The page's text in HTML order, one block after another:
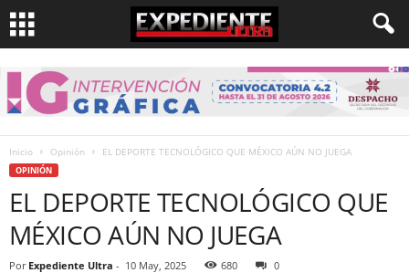
Inicio Opinión EL DEPORTE TECNOLÓGICO QUE MÉXICO AÚN NO JUEGA
OPINIÓN
EL DEPORTE TECNOLÓGICO QUE
MÉXICO AÚN NO JUEGA
Por Expediente Ultra - 10 May, 2025 680 0